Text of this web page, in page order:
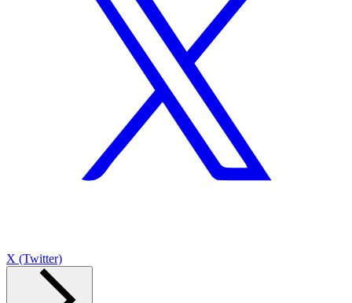
X (Twitter)